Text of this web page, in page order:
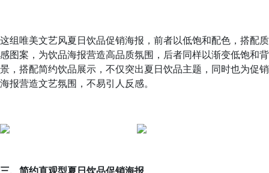
这组唯美文艺风夏日饮品促销海报，前者以低饱和配色，搭配质
感图案，为饮品海报营造高品质氛围，后者同样以渐变低饱和背
景，搭配简约饮品展示，不仅突出夏日饮品主题，同时也为促销
海报营造文艺氛围，不易引人反感。